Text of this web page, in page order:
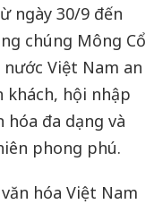
ngày 30/9 đến
chúng Mông Cổ
Việt Nam an
khách, hội nhập
đa dạng và
phong phú.
hóa Việt Nam